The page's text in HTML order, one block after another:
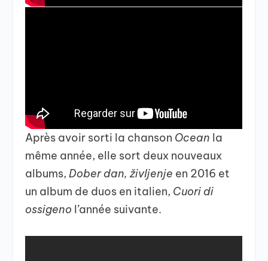
Après avoir sorti la chanson Ocean la
même année, elle sort deux nouveaux
albums,Dober dan, življenje en 2016 et
un album de duos en italien, Cuori di
ossigeno l’année suivante.